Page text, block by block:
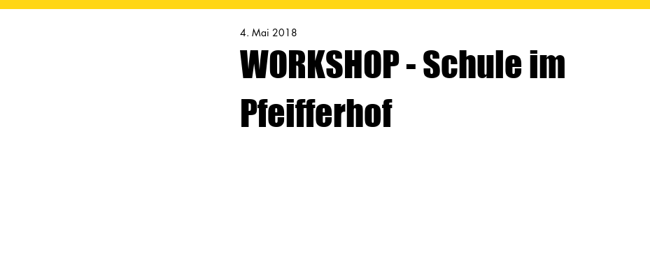
WORKSHOP - Schule im
Pfeifferhof
4. Mai 2018